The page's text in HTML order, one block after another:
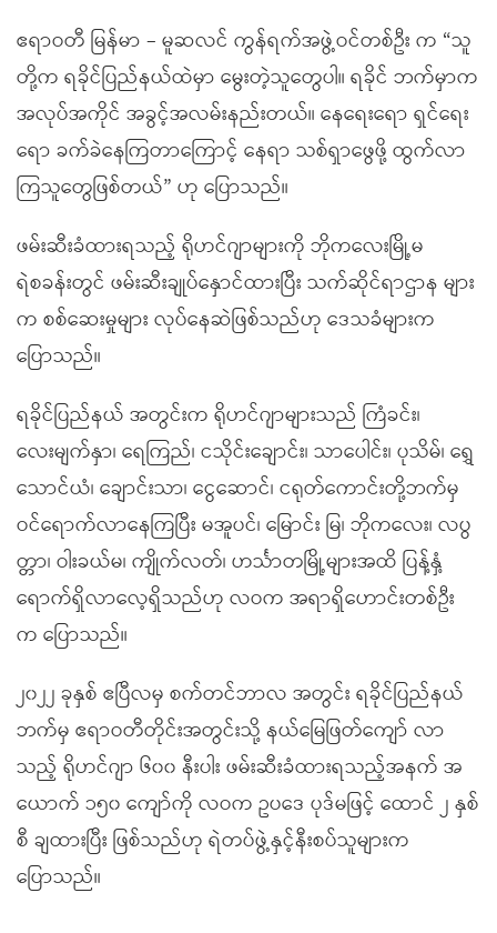
ဧရာဝတီ မြန်မာ – မူဆလင် ကွန်ရက်အဖွဲ့ဝင်တစ်ဦး က “သူ
တို့က ရခိုင်ပြည်နယ်ထဲမှာ မွေးတဲ့သူတွေပါ။ ရခိုင် ဘက်မှာက
အလုပ်အကိုင် အခွင့်အလမ်းနည်းတယ်။ နေရေးရော ရှင်ရေး
ရော ခက်ခဲနေကြတာကြောင့် နေရာ သစ်ရှာဖွေဖို့ ထွက်လာ
ကြသူတွေဖြစ်တယ်” ဟု ပြောသည်။
ဖမ်းဆီးခံထားရသည့် ရိုဟင်ဂျာများကို ဘိုကလေးမြို့မ
ရဲစခန်းတွင် ဖမ်းဆီးချုပ်နှောင်ထားပြီး သက်ဆိုင်ရာဌာန များ
က စစ်ဆေးမှုများ လုပ်နေဆဲဖြစ်သည်ဟု ဒေသခံများက
ပြောသည်။
ရခိုင်ပြည်နယ် အတွင်းက ရိုဟင်ဂျာများသည် ကြံခင်း၊
လေးမျက်နှာ၊ ရေကြည်၊ ငသိုင်းချောင်း၊ သာပေါင်း၊ ပုသိမ်၊ ရွှေ
သောင်ယံ၊ ချောင်းသာ၊ ငွေဆောင်၊ ငရုတ်ကောင်းတို့ဘက်မှ
ဝင်ရောက်လာနေကြပြီး မအူပင်၊ မြောင်း မြ၊ ဘိုကလေး၊ လပွ
တ္တာ၊ ဝါးခယ်မ၊ ကျိုက်လတ်၊ ဟင်္သာတမြို့များအထိ ပြန့်နှံ့
ရောက်ရှိလာလေ့ရှိသည်ဟု လဝက အရာရှိဟောင်းတစ်ဦး
က ပြောသည်။
၂၀၂၂ ခုနှစ် ဧပြီလမှ စက်တင်ဘာလ အတွင်း ရခိုင်ပြည်နယ်
ဘက်မှ ဧရာဝတီတိုင်းအတွင်းသို့ နယ်မြေဖြတ်ကျော် လာ
သည့် ရိုဟင်ဂျာ ၆၀၀ နီးပါး ဖမ်းဆီးခံထားရသည့်အနက် အ
ယောက် ၁၅၀ ကျော်ကို လဝက ဥပဒေ ပုဒ်မဖြင့် ထောင် ၂ နှစ်
စီ ချထားပြီး ဖြစ်သည်ဟု ရဲတပ်ဖွဲ့နှင့်နီးစပ်သူများက
ပြောသည်။